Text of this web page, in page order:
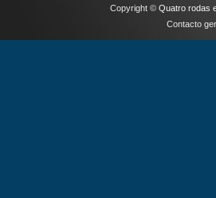
Copyright © Quatro rodas
Contacto